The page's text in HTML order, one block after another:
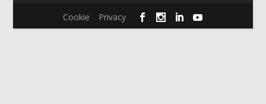
Cookie Privacy